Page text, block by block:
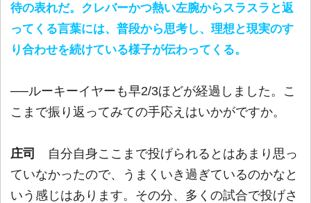
待の表れだ。クレバーかつ熱い左腕からスラスラと返
ってくる言葉には、普段から思考し、理想と現実のす
り合わせを続けている様子が伝わってくる。
──ルーキーイヤーも早2/3ほどが経過しました。こ
こまで振り返ってみての手応えはいかがですか。
庄司
自分自身ここまで投げられるとはあまり思っ
ていなかったので、うまくいき過ぎているのかなと
いう感じはあります。その分、多くの試合で投げさ